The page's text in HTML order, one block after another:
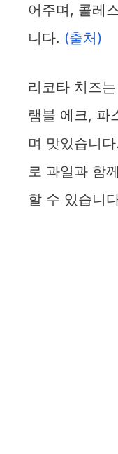
어주며, 콜레
니다. (출처)
리코타 치즈
램블 에크, 파
며 맛있습니
로 과일과 함
할 수 있습니